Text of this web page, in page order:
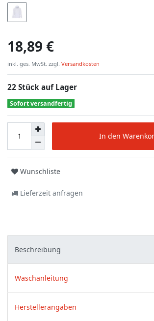
18,89 €
inkl. ges. MwSt. zzgl. Versandkosten
22 Stück auf Lager
Sofort versandfertig
In den
Wunschliste
Lieferzeit anfragen
Beschreibung
Waschanleitung
Herstellerangaben